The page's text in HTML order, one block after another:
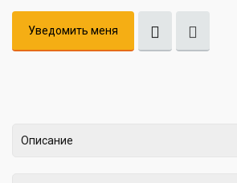
Уведомить меня
Описание